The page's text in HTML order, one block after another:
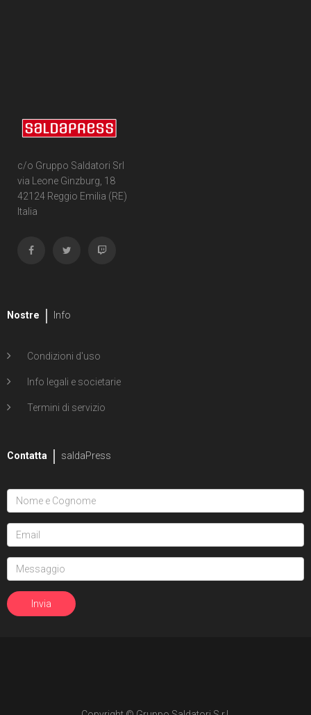
c/o Gruppo Saldatori Srl
via Leone Ginzburg, 18
42124 Reggio Emilia (RE)
Italia
Nostre Info
Condizioni d'uso
Info legali e societarie
Termini di servizio
Contatta saldaPress